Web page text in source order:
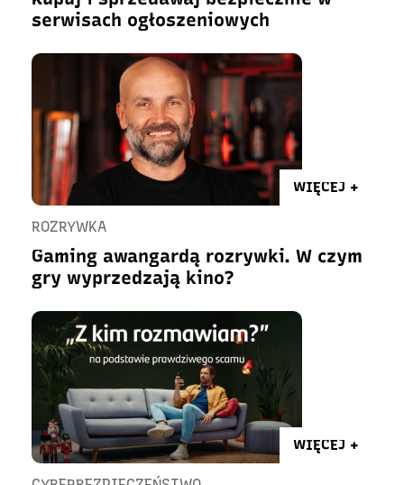
serwisach ogłoszeniowych
WIĘCEJ +
ROZRYWKA
Gaming awangardą rozrywki. W czym
gry wyprzedzają kino?
WIĘCEJ +